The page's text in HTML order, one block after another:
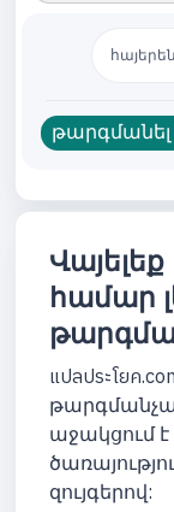
համար
แปลประโยค
աջակցում
զույգերով: